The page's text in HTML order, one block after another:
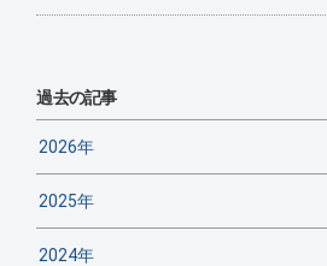
過去の記事
2026年
2025年
2024年